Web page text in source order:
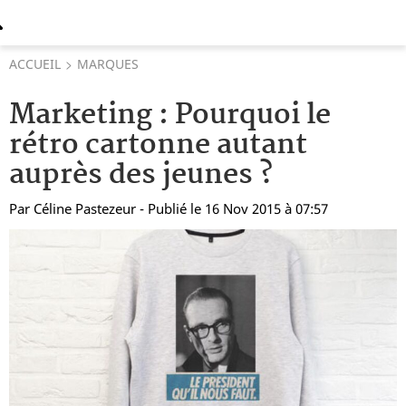
ACCUEIL MARQUES
Marketing : Pourquoi le
rétro cartonne autant
auprès des jeunes ?
Par Céline Pastezeur - Publié le 16 Nov 2015 à 07:57